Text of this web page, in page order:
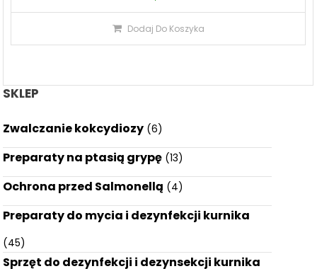
Dodaj Do Koszyka
SKLEP
Zwalczanie kokcydiozy (6)
Preparaty na ptasią grypę (13)
Ochrona przed Salmonellą (4)
Preparaty do mycia i dezynfekcji kurnika
(45)
Sprzęt do dezynfekcji i dezynsekcji kurnika